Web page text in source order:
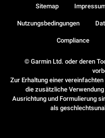
© Garmin Ltd. oder deren
Zur Erhaltung einer
die zusätzliche
Ausrichtung und Formulierung
als
Sitemap
Nutzungsbedingungen
Compliance